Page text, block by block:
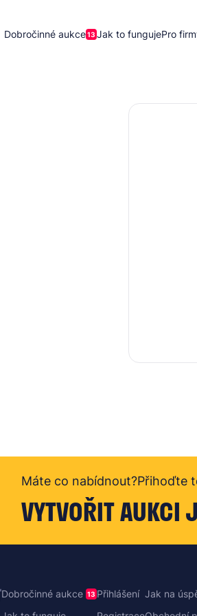
Dobročinné aukce13 Jak to fungujePro
Máte co nabídnout?Přihoďte
VYTVOŘIT AUKCI
Dobročinné aukce 13 Přihlášení Jak na